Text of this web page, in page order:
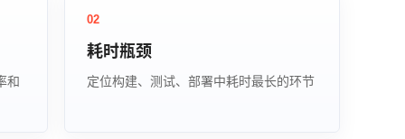
和
02
耗时瓶颈
定位构建、测试、部署中耗时最长的环节